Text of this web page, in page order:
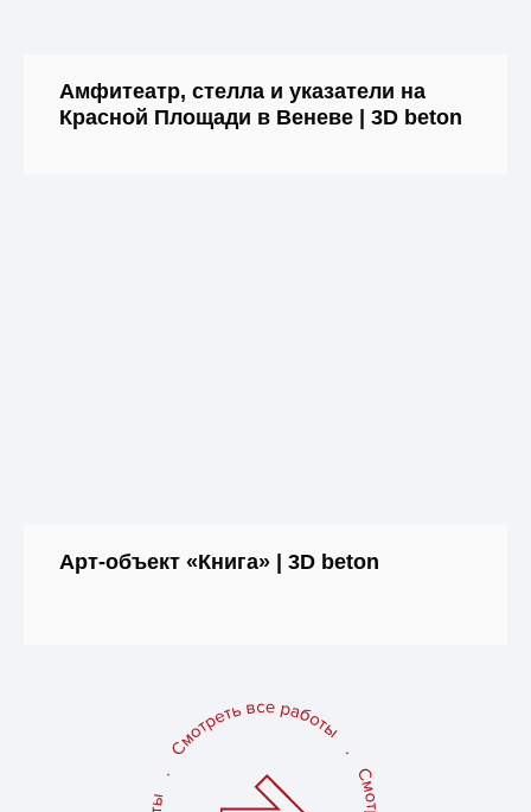
Амфитеатр, стелла и указатели на
Красной Площади в Веневе | 3D beton
Арт-объект «Книга» | 3D beton